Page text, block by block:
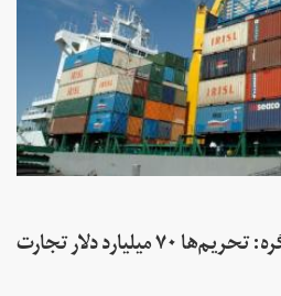
گزارش دولت آمریکا به کنگره: تحریم‌ها ۷۰ میلیارد دلار تجارت